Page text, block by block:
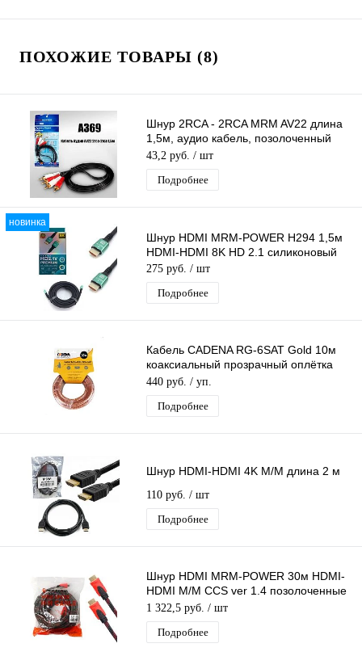
ПОХОЖИЕ ТОВАРЫ (8)
Шнур 2RCA - 2RCA MRM AV22 длина
1,5м, аудио кабель, позолоченный
штекер, в пакете
43,2 руб. / шт
Подробнее
новинка
Шнур HDMI MRM-POWER H294 1,5м
HDMI-HDMI 8K HD 2.1 силиконовый
275 руб. / шт
Подробнее
Кабель CADENA RG-6SAT Gold 10м
коаксиальный прозрачный оплётка
128*0,12 за 1 бухту (10м)
440 руб. / уп.
Подробнее
Шнур HDMI-HDMI 4K M/M длина 2 м
110 руб. / шт
Подробнее
Шнур HDMI MRM-POWER 30м HDMI-
HDMI M/M CCS ver 1.4 позолоченные
контакты 2 фильтра карбоновая
оплётка
1 322,5 руб. / шт
Подробнее